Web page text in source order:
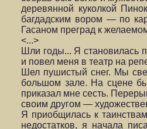
деревянной куколкой
багдадским вором — по
Гасаном преград к
<...>
Шли годы... Я становилась
и повел меня в театр на
Шел пушистый снег. Мы
большом зале. На сцене
приказал мне сесть.
своим другом —
Я приобщилась к
недостатков, я начала